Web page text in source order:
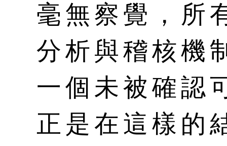
毫無察覺，所
分析與稽核機
一個未被確認
正是在這樣的